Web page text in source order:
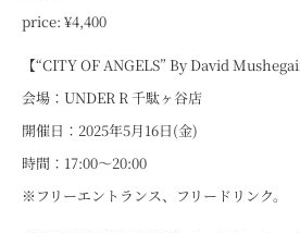
price: ¥4,400
【“CITY OF ANGELS” By David
会場：UNDER R 千駄ヶ谷店
開催日：2025年5月16日(金)
時間：17:00～20:00
※フリーエントランス、フリードリンク。